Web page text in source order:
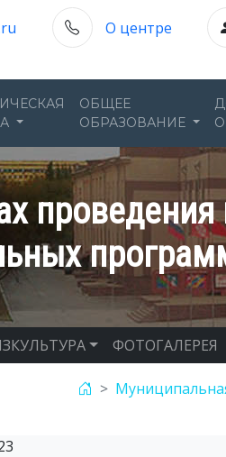
О центре
ОБЩЕЕ
ОБРАЗОВАНИЕ
ФОТОГАЛЕРЕЯ